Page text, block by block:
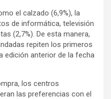
el calzado (6,9%), la
de informática, televisión
(2,7%). De esta manera,
repiten los primeros
edición anterior de la fecha
los centros
las preferencias con el